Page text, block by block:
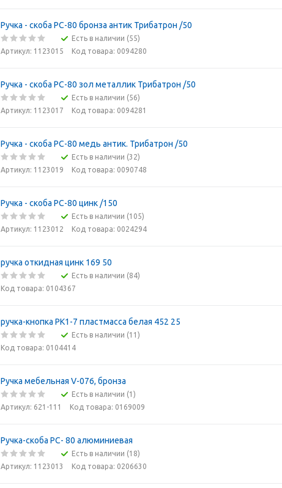
Ручка - скоба РС-80 бронза антик Трибатрон /50
Есть в наличии (55)
Артикул: 1123015
Код товара: 0094280
Ручка - скоба РС-80 зол металлик Трибатрон /50
Есть в наличии (56)
Артикул: 1123017
Код товара: 0094281
Ручка - скоба РС-80 медь антик. Трибатрон /50
Есть в наличии (32)
Артикул: 1123019
Код товара: 0090748
Ручка - скоба РС-80 цинк /150
Есть в наличии (105)
Артикул: 1123012
Код товара: 0024294
ручка откидная цинк 169 50
Есть в наличии (84)
Код товара: 0104367
ручка-кнопка РК1-7 пластмасса белая 452 25
Есть в наличии (11)
Код товара: 0104414
Ручка мебельная V-076, бронза
Есть в наличии (1)
Артикул: 621-111
Код товара: 0169009
Ручка-скоба РС- 80 алюминиевая
Есть в наличии (18)
Артикул: 1123013
Код товара: 0206630